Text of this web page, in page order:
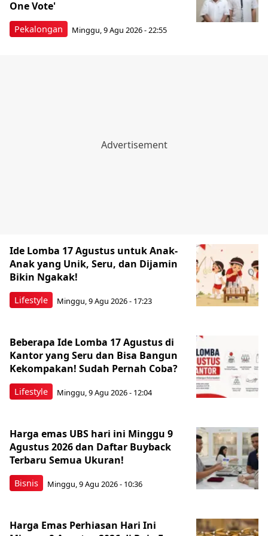
Pekalongan
One Vote'
Minggu, 9 Agu 2026 - 22:55
Lifestyle
Ide Lomba 17 Agustus untuk Anak-
Anak yang Unik, Seru, dan Dijamin
Bikin Ngakak!
Minggu, 9 Agu 2026 - 17:23
Lifestyle
Beberapa Ide Lomba 17 Agustus di
Kantor yang Seru dan Bisa Bangun
Kekompakan! Sudah Pernah Coba?
Minggu, 9 Agu 2026 - 12:04
Bisnis
Harga emas UBS hari ini Minggu 9
Agustus 2026 dan Daftar Buyback
Terbaru Semua Ukuran!
Minggu, 9 Agu 2026 - 10:36
Harga Emas Perhiasan Hari Ini